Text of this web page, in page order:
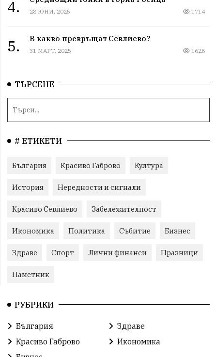
4. 28 ЮНИ, 2025 1714
5. В какво превръщат Севлиево?
31 МАРТ, 2025 1628
ТЪРСЕНЕ
# ЕТИКЕТИ
България Красиво Габрово Култура
История Нередности и сигнали
Красиво Севлиево Забележителност
Икономика Политика Събитие Бизнес
Здраве Спорт Лични финанси Празници
Паметник
РУБРИКИ
България
Здраве
Красиво Габрово
Икономика